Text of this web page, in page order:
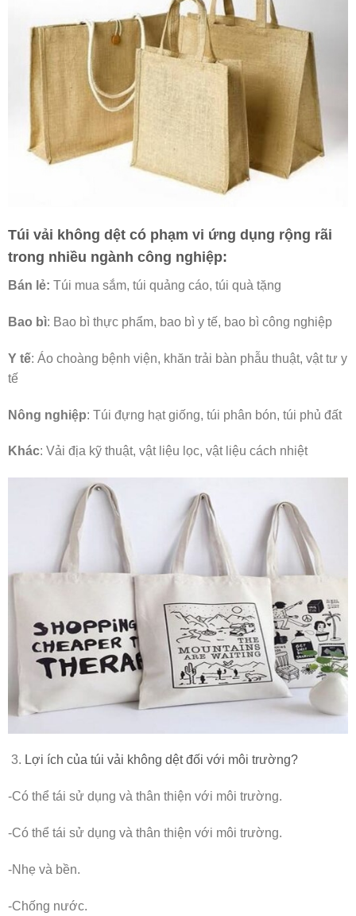
Túi vải không dệt có phạm vi ứng dụng rộng rãi
trong nhiều ngành công nghiệp:
Bán lẻ: Túi mua sắm, túi quảng cáo, túi quà tặng
Bao bì: Bao bì thực phẩm, bao bì y tế, bao bì công nghiệp
Y tế: Áo choàng bệnh viện, khăn trải bàn phẫu thuật, vật tư y
tế
Nông nghiệp: Túi đựng hạt giống, túi phân bón, túi phủ đất
Khác: Vải địa kỹ thuật, vật liệu lọc, vật liệu cách nhiệt
Lợi ích của túi vải không dệt đối với môi trường?
-Có thể tái sử dụng và thân thiện với môi trường.
-Có thể tái sử dụng và thân thiện với môi trường.
-Nhẹ và bền.
-Chống nước.